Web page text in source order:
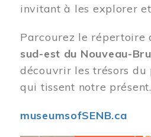
invitant à les explorer
Parcourez le répertoire
sud-est du Nouveau-
découvrir les trésors du
qui tissent notre présent.
museumsofSENB.ca